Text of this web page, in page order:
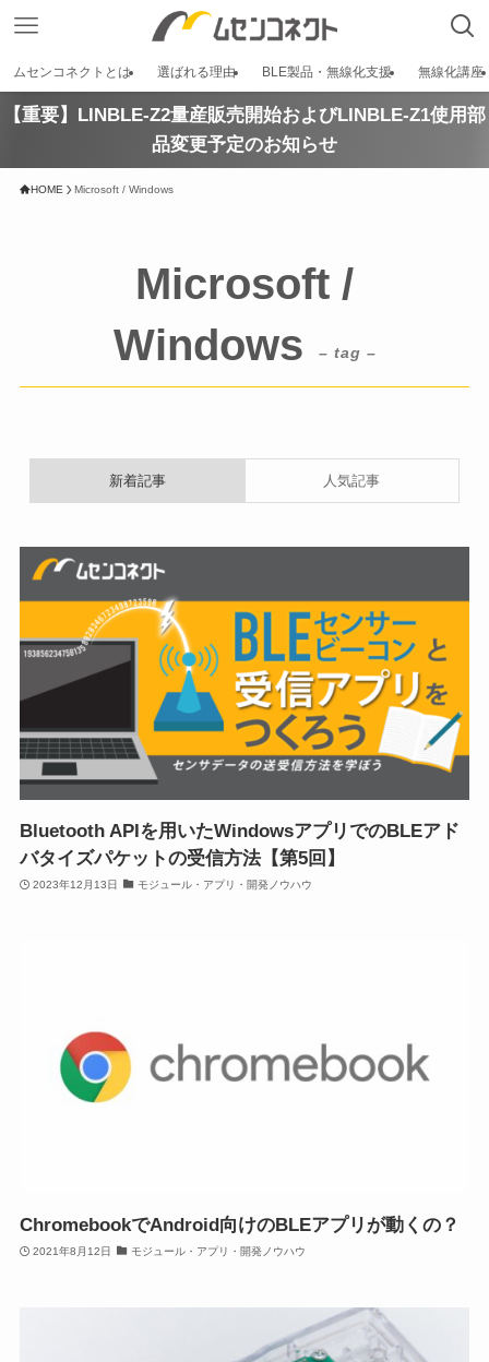
ムセンコネクトとは 選ばれる理由 BLE製品・無線化支援 無線化講座
【重要】LINBLE-Z2量産販売開始およびLINBLE-Z1使用部
品変更予定のお知らせ
HOME Microsoft / Windows
Microsoft /
Windows
– tag –
新着記事 人気記事
Bluetooth APIを用いたWindowsアプリでのBLEアド
バタイズパケットの受信方法【第5回】
2023年12月13日 モジュール・アプリ・開発ノウハウ
ChromebookでAndroid向けのBLEアプリが動くの？
2021年8月12日 モジュール・アプリ・開発ノウハウ